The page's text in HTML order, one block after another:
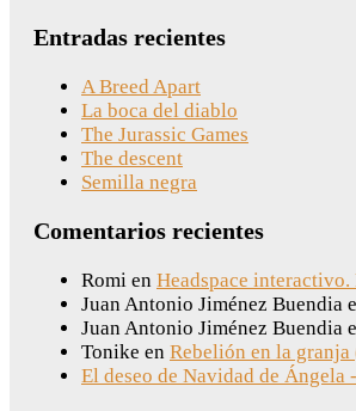
Entradas recientes
A Breed Apart
La boca del diablo
The Jurassic Games
The descent
Semilla negra
Comentarios recientes
Romi en Headspace interactivo.
Juan Antonio Jiménez Buendia
Juan Antonio Jiménez Buendia
Tonike en Rebelión en la
El deseo de Navidad de Ángela